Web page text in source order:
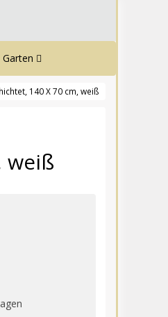
Garten
140 X 70 cm, weiß
weiß